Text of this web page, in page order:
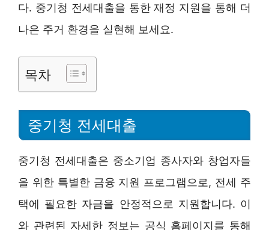
다. 중기청 전세대출을 통한 재정 지원을 통해 더
나은 주거 환경을 실현해 보세요.
목차
중기청 전세대출
중기청 전세대출은 중소기업 종사자와 창업자들
을 위한 특별한 금융 지원 프로그램으로, 전세 주
택에 필요한 자금을 안정적으로 지원합니다. 이
와 관련된 자세한 정보는 공식 홈페이지를 통해